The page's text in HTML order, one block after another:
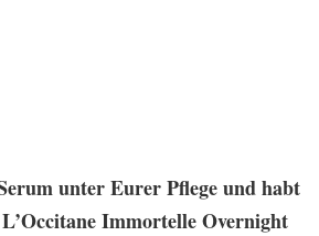
unter Eurer Pflege und habt
L’Occitane Immortelle Overnight